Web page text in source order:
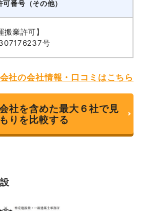
可番号（その他）
搬業許可】
号
社の会社情報・口コミはこちら
社を含めた最大６社で見
りを比較する